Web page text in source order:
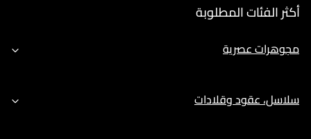
أكثر الفئات المطلوبة
مجوهرات عصرية
سلاسل، عقود وقلادات